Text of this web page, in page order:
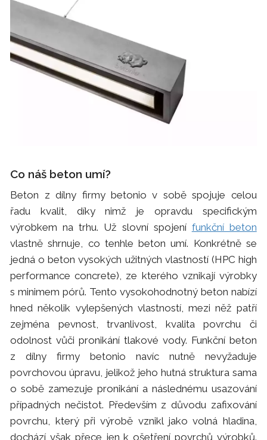
Co náš beton umí?
Beton z dílny firmy betonio v sobě spojuje celou
řadu kvalit, díky nimž je opravdu specifickým
výrobkem na trhu. Už slovní spojení funkční beton
vlastně shrnuje, co tenhle beton umí. Konkrétně se
jedná o beton vysokých užitných vlastností (HPC high
performance concrete), ze kterého vznikají výrobky
s minimem pórů. Tento vysokohodnotný beton nabízí
hned několik vylepšených vlastností, mezi něž patří
zejména pevnost, trvanlivost, kvalita povrchu či
odolnost vůči pronikání tlakové vody. Funkční beton
z dílny firmy betonio navíc nutně nevyžaduje
povrchovou úpravu, jelikož jeho hutná struktura sama
o sobě zamezuje pronikání a následnému usazování
případných nečistot. Především z důvodu zafixování
povrchu, který při výrobě vznikl jako volná hladina,
dochází však přece jen k ošetření povrchů výrobků.